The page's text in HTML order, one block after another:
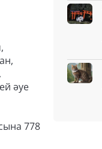
әуе
778